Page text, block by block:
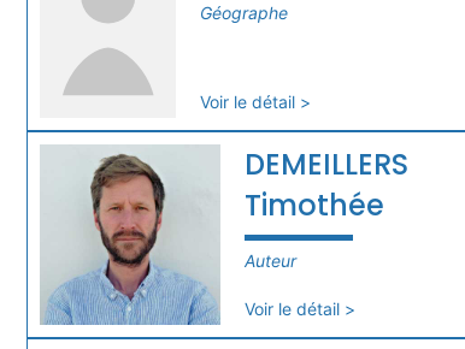
Géographe
Voir le détail >
DEMEILLERS
Timothée
Auteur
Voir le détail >